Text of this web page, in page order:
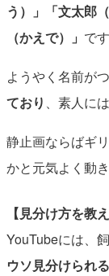
う）」「文太郎
（かえで）」 です
ようやく名前が
ており 、素人に
静止画ならばギ
かと元気よく動
【見分け方を教
YouTubeには、
ウソ見分けられ